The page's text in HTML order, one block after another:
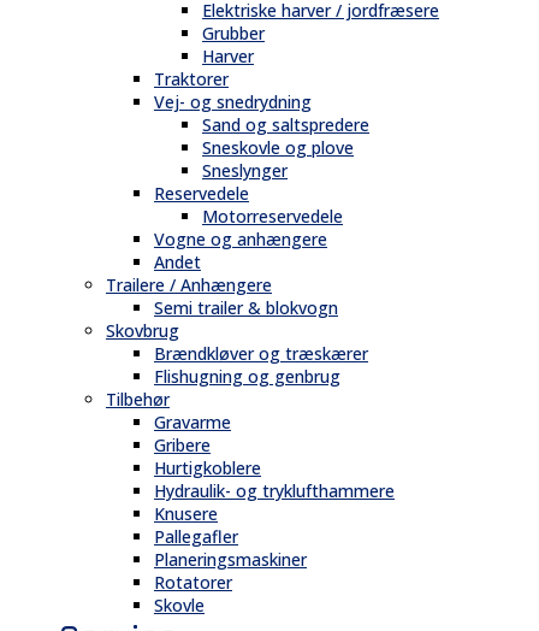
Elektriske harver / jordfræsere
Grubber
Harver
Traktorer
Vej- og snedrydning
Sand og saltspredere
Sneskovle og plove
Sneslynger
Reservedele
Motorreservedele
Vogne og anhængere
Andet
Trailere / Anhængere
Semi trailer & blokvogn
Skovbrug
Brændkløver og træskærer
Flishugning og genbrug
Tilbehør
Gravarme
Gribere
Hurtigkoblere
Hydraulik- og tryklufthammere
Knusere
Pallegafler
Planeringsmaskiner
Rotatorer
Skovle